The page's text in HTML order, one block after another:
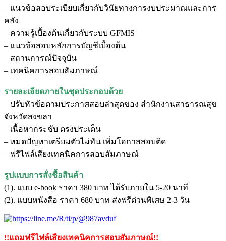
– แนวข้อสอบระเบียบเกี่ยวกับวินัยทางการงบประมาณและการ
คลัง
– ความรู้เบื้องต้นเกี่ยวกับระบบ GFMIS
– แนวข้อสอบหลักการบัญชีเบื้องต้น
– สถานการณ์ปัจจุบัน
– เทคนิคการสอบสัมภาษณ์
รายละเอียดภายในชุดประกอบด้วย
– ปรับหัวข้อตามประกาศสอบล่าสุดของ สํานักงานสาธารณสุข
จังหวัดสงขลา
– เนื้อหากระชับ ตรงประเด็น
– หมดปัญหาเตรียมตัวไม่ทัน เพิ่มโอกาสสอบติด
– ฟรีไฟล์เสียงเทคนิคการสอบสัมภาษณ์
รูปแบบการสั่งชื้อสินค้า
(1). แบบ e-book ราคา 380 บาท ได้รับภายใน 5-20 นาที
(2). แบบหนังสือ ราคา 680 บาท ส่งฟรีด่วนพิเศษ 2-3 วัน
!!แถมฟรีไฟล์เสียงเทคนิคการสอบสัมภาษณ์!!